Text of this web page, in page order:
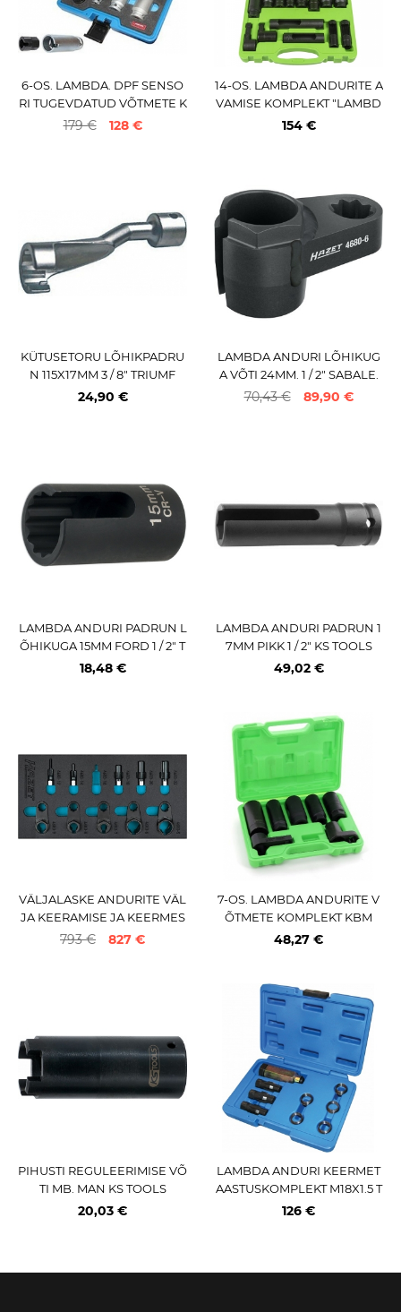
6-OS. LAMBDA. DPF SENSO
RI TUGEVDATUD VÕTMETE K
OMPLEKT TRIUMF
179 € 128 €
14-OS. LAMBDA ANDURITE A
VAMISE KOMPLEKT "LAMBD
AMASTER" JBM
154 €
KÜTUSETORU LÕHIKPADRU
N 115X17MM 3 / 8" TRIUMF
24,90 €
LAMBDA ANDURI LÕHIKUG
A VÕTI 24MM. 1 / 2" SABALE.
HAZET
70,43 € 89,90 €
LAMBDA ANDURI PADRUN L
ÕHIKUGA 15MM FORD 1 / 2" T
RIUMF
18,48 €
LAMBDA ANDURI PADRUN 1
7MM PIKK 1 / 2" KS TOOLS
49,02 €
VÄLJALASKE ANDURITE VÄL
JA KEERAMISE JA KEERMES
TAMISE KOMPL. HAZET
793 € 827 €
7-OS. LAMBDA ANDURITE V
ÕTMETE KOMPLEKT KBM
48,27 €
PIHUSTI REGULEERIMISE VÕ
TI MB. MAN KS TOOLS
20,03 €
LAMBDA ANDURI KEERMET
AASTUSKOMPLEKT M18X1.5 T
RIUMF
126 €